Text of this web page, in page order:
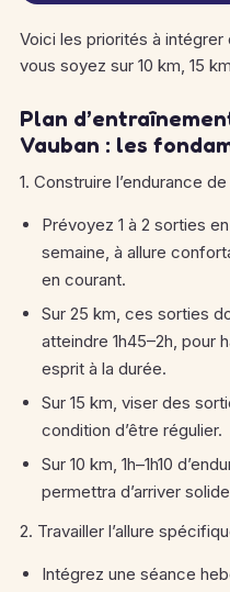
Voici les priorités à
vous soyez sur 10 km, 15
Plan
Vauban : les
1. Construire l’endurance
Prévoyez 1 à 2 sorties
semaine, à allure
en courant.
Sur 25 km, ces sorties
atteindre 1h45–2h, pour
esprit à la durée.
Sur 15 km, viser des
condition d’être régulier.
Sur 10 km, 1h–1h10
permettra d’arriver
2. Travailler l’allure
Intégrez une séance